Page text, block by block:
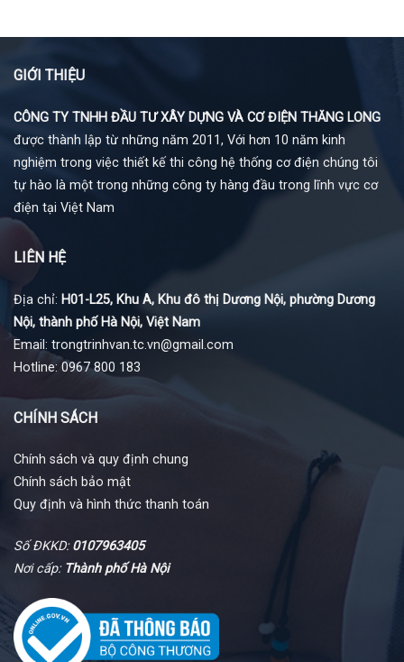
GIỚI THIỆU
CÔNG TY TNHH ĐẦU TƯ XÂY DỰNG VÀ CƠ ĐIỆN THĂNG LONG
được thành lập từ những năm 2011, Với hơn 10 năm kinh
nghiệm trong việc thiết kế thi công hệ thống cơ điện chúng tôi
tự hào là một trong những công ty hàng đầu trong lĩnh vực cơ
điện tại Việt Nam
LIÊN HỆ
Địa chỉ: H01-L25, Khu A, Khu đô thị Dương Nội, phường Dương
Nội, thành phố Hà Nội, Việt Nam
Email: trongtrinhvan.tc.vn@gmail.com
Hotline: 0967 800 183
CHÍNH SÁCH
Chính sách và quy định chung
Chính sách bảo mật
Quy định và hình thức thanh toán
Số ĐKKD:0107963405
Nơi cấp: Thành phố Hà Nội